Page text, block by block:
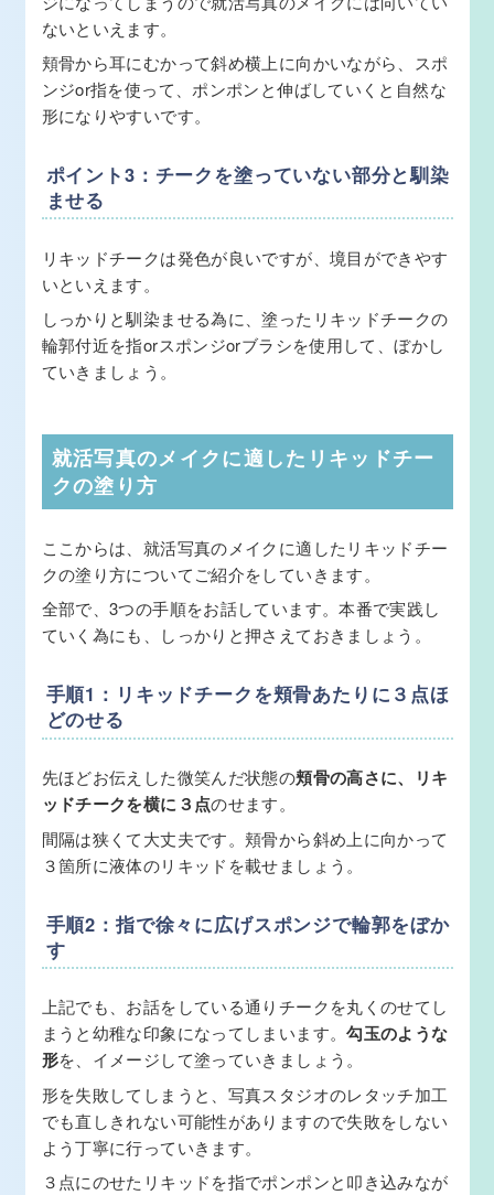
ないといえます。
頬骨から耳にむかって斜め横上に向かいながら、スポ
ンジor指を使って、ポンポンと伸ばしていくと自然な
形になりやすいです。
ポイント3：チークを塗っていない部分と馴染
ませる
リキッドチークは発色が良いですが、境目ができやす
いといえます。
しっかりと馴染ませる為に、塗ったリキッドチークの
輪郭付近を指orスポンジorブラシを使用して、ぼかし
ていきましょう。
就活写真のメイクに適したリキッドチー
クの塗り方
ここからは、就活写真のメイクに適したリキッドチー
クの塗り方についてご紹介をしていきます。
全部で、3つの手順をお話しています。本番で実践し
ていく為にも、しっかりと押さえておきましょう。
手順1：リキッドチークを頬骨あたりに３点ほ
どのせる
先ほどお伝えした微笑んだ状態の頬骨の高さに、リキ
ッドチークを横に３点のせます。
間隔は狭くて大丈夫です。頬骨から斜め上に向かって
３箇所に液体のリキッドを載せましょう。
手順2：指で徐々に広げスポンジで輪郭をぼか
す
上記でも、お話をしている通りチークを丸くのせてし
まうと幼稚な印象になってしまいます。勾玉のような
形を、イメージして塗っていきましょう。
形を失敗してしまうと、写真スタジオのレタッチ加工
でも直しきれない可能性がありますので失敗をしない
よう丁寧に行っていきます。
３点にのせたリキッドを指でポンポンと叩き込みなが